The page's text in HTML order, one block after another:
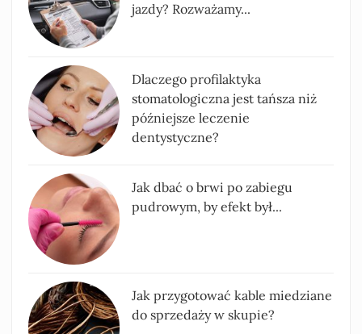
jazdy? Rozważamy...
Dlaczego profilaktyka
stomatologiczna jest tańsza niż
późniejsze leczenie
dentystyczne?
Jak dbać o brwi po zabiegu
pudrowym, by efekt był...
Jak przygotować kable miedziane
do sprzedaży w skupie?